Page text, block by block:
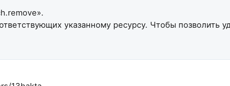
указанному ресурсу. Чтобы позволить